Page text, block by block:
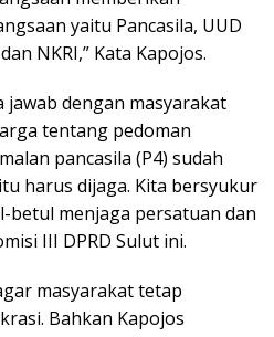
yaitu Pancasila, UUD
NKRI,” Kata Kapojos.
jawab dengan masyarakat
tentang pedoman
pancasila (P4) sudah
harus dijaga. Kita bersyukur
betul menjaga persatuan dan
III DPRD Sulut ini.
masyarakat tetap
Bahkan Kapojos